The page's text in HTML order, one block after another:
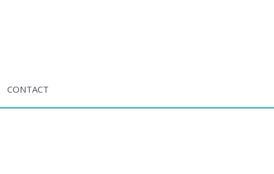
CONTACT